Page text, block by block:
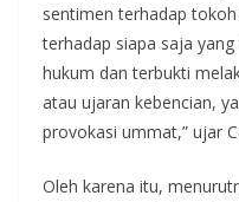
sentimen terhadap
terhadap siapa saja
hukum dan terbukti
atau ujaran kebencian,
provokasi ummat,” ujar
Oleh karena itu,